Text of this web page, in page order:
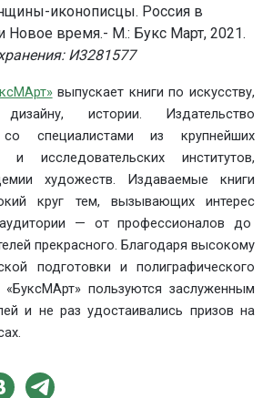
иконописцы. Россия в
Новое время.- М.: Букс Март, 2021.
И3281577
выпускает книги по искусству,
истории. Издательство
специалистами из крупнейших
и исследовательских институтов,
художеств. Издаваемые книги
круг тем, вызывающих интерес
— от профессионалов до
прекрасного. Благодаря высокому
подготовки и полиграфического
«БуксМАрт» пользуются заслуженным
и не раз удостаивались призов на